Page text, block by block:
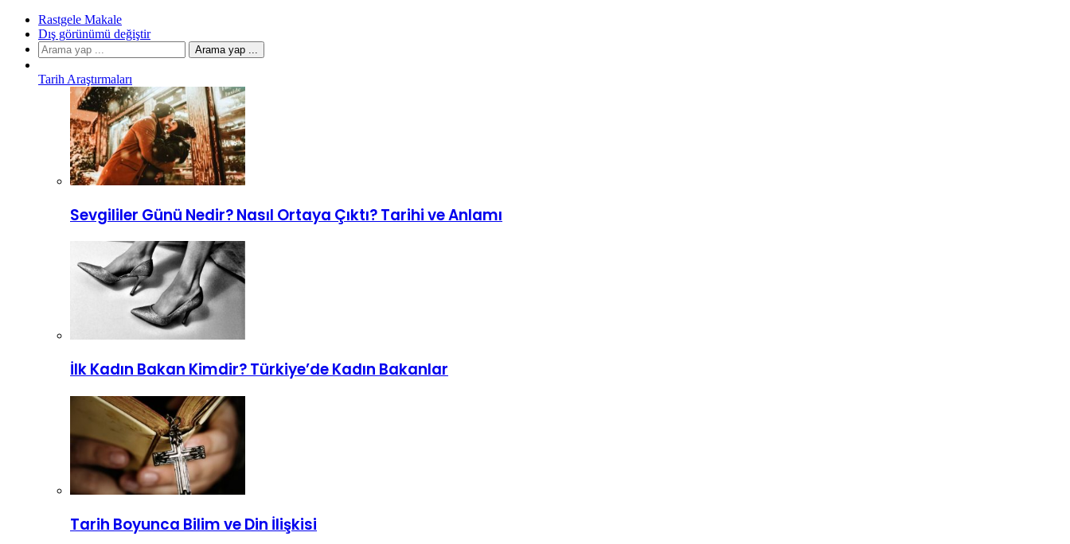
Rastgele Makale
Dış görünümü değiştir
Arama yap ...
Tarih Araştırmaları
Sevgililer Günü Nedir? Nasıl Ortaya Çıktı? Tarihi ve Anlamı
İlk Kadın Bakan Kimdir? Türkiye’de Kadın Bakanlar
Tarih Boyunca Bilim ve Din İlişkisi